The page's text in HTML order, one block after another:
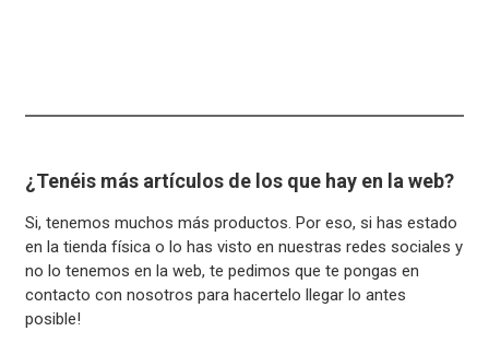
¿Tenéis más artículos de los que hay en la web?
Si, tenemos muchos más productos. Por eso, si has estado
en la tienda física o lo has visto en nuestras redes sociales y
no lo tenemos en la web, te pedimos que te pongas en
contacto con nosotros para hacertelo llegar lo antes
posible!